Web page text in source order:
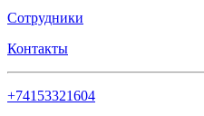
Сотрудники
Контакты
+74153321604